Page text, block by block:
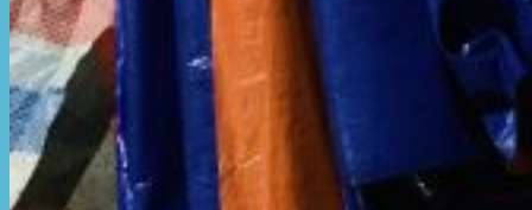
Dự Án Hòa Phát Đạt
Lưới che nắng
Màng phủ nông nghiệp
Bạt Kéo Quán Cafe
Bạt Kéo Sân Trường
Thi Công Mái Xếp Hà Nội
Thi Công Mái Xếp TPHCM
Thi Công Mái Xếp Bình Dương
Thi Công Mái Xếp Biên Hòa